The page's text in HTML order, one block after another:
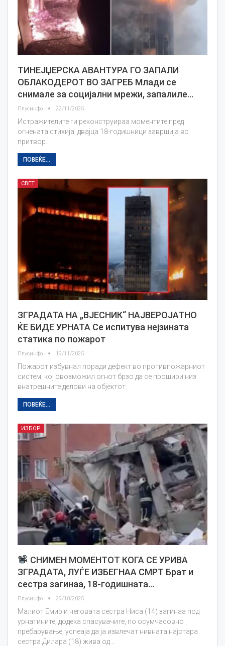
ТИНЕЈЏЕРСКА АВАНТУРА ГО ЗАПАЛИ
ОБЛАКОДЕРОТ ВО ЗАГРЕБ Млади се
снимале за социјални мрежи, запалиле…
Плусинфо 22/11/2025
Истражителите ги реконструираа моментите пред
огнената стихија, двајца 18-годишници завршија во
притвор.
ПОВЕЌЕ...
СВЕТ
ЗГРАДАТА НА „ВЈЕСНИК“ НАЈВЕРОЈАТНО
ЌЕ БИДЕ УРНАТА Се испитува нејзината
статика по пожарот
Плусинфо 19/11/2025
Пожарот избувнал поради дефект во противпожарниот
систем, кој овозможил огнот брзо да се прошири низ
внатрешните делови на објектот.
ПОВЕЌЕ...
ИЗБОР
СНИМЕН МОМЕНТОТ КОГА СЕ УРИВА
ЗГРАДАТА, ЛУЃЕ ИЗБЕГНАА СМРТ Брат и
сестра загинаа, 18-годишната…
Плусинфо 29/10/2025
Малиот Емир и неговата сестра Ниса (14) загинаа под
урнатините, додека спасувачите, по осумчасовно
пребарување, успеаја да ја извлечат нивната најстара
сестра Дилара (18) жива од…